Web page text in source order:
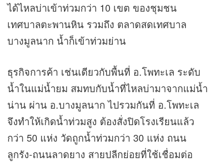
ได้ไหลบ่าเข้าท่วมกว่า 10 เขต ของชุมชน
เทศบาลตะพานหิน รวมถึง ตลาดสดเทศบาล
บางมูลนาก น้ำก็เข้าท่วมย่าน
ธุรกิจการค้า เช่นเดียวกับพื้นที่ อ.โพทะเล ระดับ
น้ำในแม่น้ำยม สมทบกับน้ำที่ไหลบ่ามาจากแม่น้ำ
น่าน ผ่าน อ.บางมูลนาก ไปรวมกันที่ อ.โพทะเล
จึงทำให้เกิดน้ำท่วมสูง ต้องสั่งปิดโรงเรียนแล้ว
กว่า 50 แห่ง วัดถูกน้ำท่วมกว่า 30 แห่ง ถนน
ลูกรัง-ถนนลาดยาง สายปลีกย่อยที่ใช้เชื่อมต่อ